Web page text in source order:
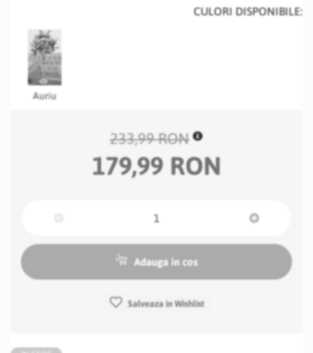
gallery
CULORI DISPONIBILE:
Auriu
233,99 RON
179,99 RON
Adauga in cos
Salveaza in Wishlist